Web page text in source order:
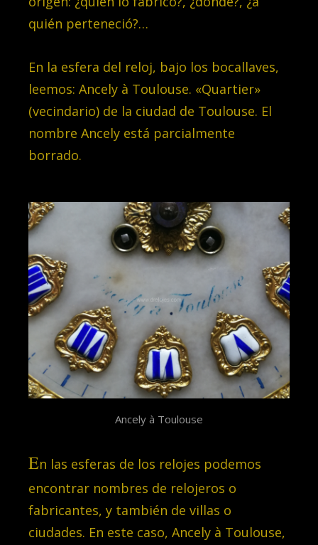
quién perteneció?…
En la esfera del reloj, bajo los bocallaves,
leemos: Ancely à Toulouse. «Quartier»
(vecindario) de la ciudad de Toulouse. El
nombre Ancely está parcialmente
borrado.
Ancely à Toulouse
En las esferas de los relojes podemos
encontrar nombres de relojeros o
fabricantes, y también de villas o
ciudades. En este caso, Ancely à Toulouse,